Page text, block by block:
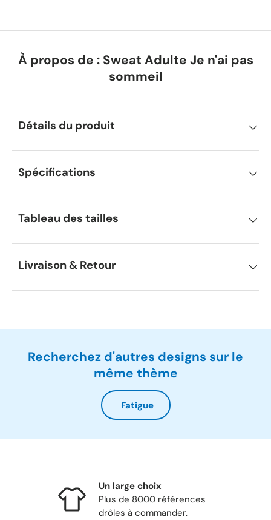
À propos de : Sweat Adulte Je n'ai pas
sommeil
Détails du produit
Spécifications
Tableau des tailles
Livraison & Retour
Recherchez d'autres designs sur le
même thème
Fatigue
Un large choix
Plus de 8000 références
drôles à commander.